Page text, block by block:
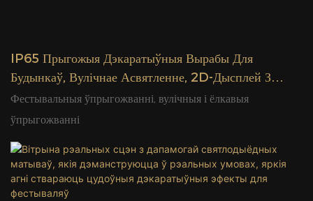
IP65 Прыгожыя Дэкаратыўныя Вырабы Для
Будынкаў, Вулічнае Асвятленне, 2D-Дысплей З
Матывам Навагодніх Ёлак
Фестывальныя ўпрыгожванні, вулічныя і ёлкавыя
ўпрыгожванні